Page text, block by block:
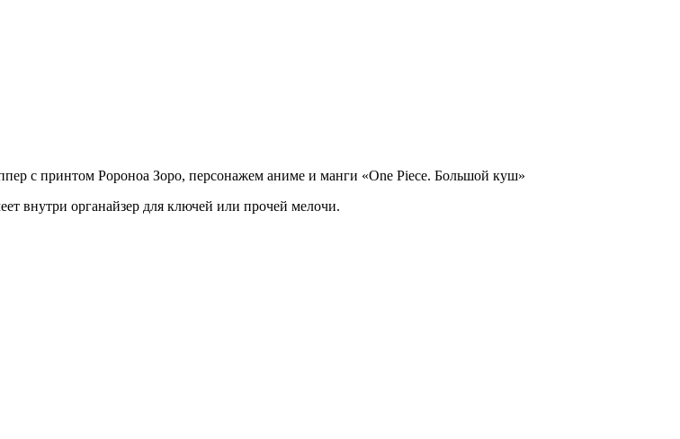
с принтом Ророноа Зоро, персонажем аниме и манги «One Piece. Большой куш»
внутри органайзер для ключей или прочей мелочи.